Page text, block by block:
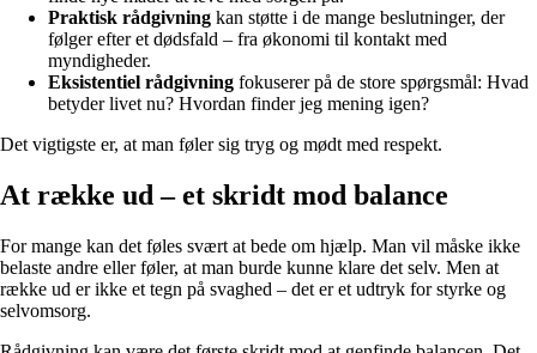
Praktisk rådgivning kan støtte i de mange beslutninger, der
følger efter et dødsfald – fra økonomi til kontakt med
myndigheder.
Eksistentiel rådgivning fokuserer på de store spørgsmål: Hvad
betyder livet nu? Hvordan finder jeg mening igen?
Det vigtigste er, at man føler sig tryg og mødt med respekt.
At række ud – et skridt mod balance
For mange kan det føles svært at bede om hjælp. Man vil måske ikke
belaste andre eller føler, at man burde kunne klare det selv. Men at
række ud er ikke et tegn på svaghed – det er et udtryk for styrke og
selvomsorg.